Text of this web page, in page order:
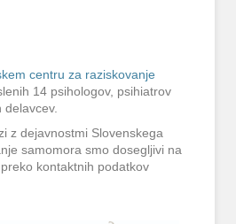
centru za raziskovanje
14 psihologov, psihiatrov
delavcev.
z dejavnostmi Slovenskega
samomora smo dosegljivi na
kontaktnih podatkov